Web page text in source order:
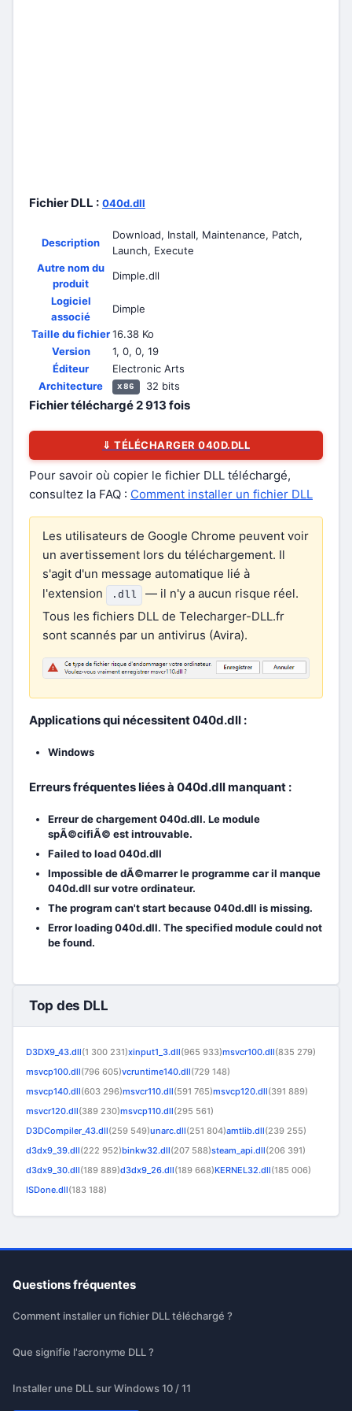
Fichier DLL : 040d.dll
Description
Download, Install, Maintenance, Patch,
Launch, Execute
Autre nom du
produit
Dimple.dll
Logiciel
associé
Dimple
Taille du fichier16.38 Ko
Version
1, 0, 0, 19
Éditeur
Electronic Arts
Architecture
x86 32 bits
Fichier téléchargé2 913 fois
⇓ TÉLÉCHARGER 040D.DLL
Pour savoir où copier le fichier DLL téléchargé,
consultez la FAQ : Comment installer un fichier DLL
Les utilisateurs de Google Chrome peuvent voir
un avertissement lors du téléchargement. Il
s'agit d'un message automatique lié à
l'extension
.dll
— il n'y a aucun risque réel.
Tous les fichiers DLL de Telecharger-DLL.fr
sont scannés par un antivirus (Avira).
Applications qui nécessitent 040d.dll :
Windows
Erreurs fréquentes liées à 040d.dll manquant :
Erreur de chargement 040d.dll. Le module
spÃ©cifiÃ© est introuvable.
Failed to load 040d.dll
Impossible de dÃ©marrer le programme car il manque
040d.dll sur votre ordinateur.
The program can't start because 040d.dll is missing.
Error loading 040d.dll. The specified module could not
be found.
Top des DLL
D3DX9_43.dll(1 300 231)xinput1_3.dll(965 933)msvcr100.dll(835 279)
msvcp100.dll(796 605)vcruntime140.dll(729 148)
msvcp140.dll(603 296)msvcr110.dll(591 765)msvcp120.dll(391 889)
msvcr120.dll(389 230)msvcp110.dll(295 561)
D3DCompiler_43.dll(259 549)unarc.dll(251 804)amtlib.dll(239 255)
d3dx9_39.dll(222 952)binkw32.dll(207 588)steam_api.dll(206 391)
d3dx9_30.dll(189 889)d3dx9_26.dll(189 668)KERNEL32.dll(185 006)
ISDone.dll(183 188)
Questions fréquentes
Comment installer un fichier DLL téléchargé ?
Que signifie l'acronyme DLL ?
Installer une DLL sur Windows 10 / 11